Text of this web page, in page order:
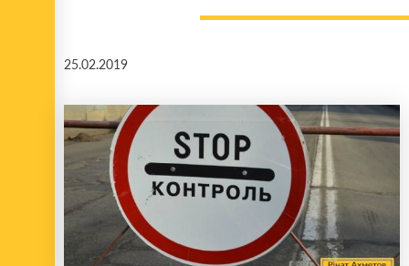
25.02.2019